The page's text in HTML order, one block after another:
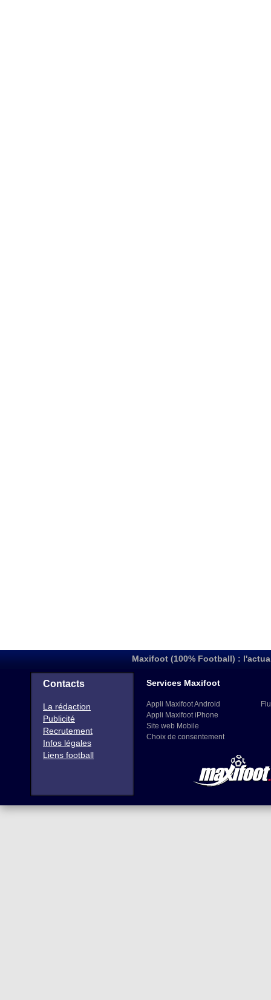
Maxifoot (100% Football) :
Contacts
La rédaction
Publicité
Recrutement
Infos légales
Liens football
Services Maxifoot
Appli Maxifoot Android
Appli Maxifoot iPhone
Site web Mobile
Choix de consentement